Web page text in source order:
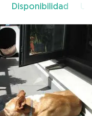
Disponibilidad